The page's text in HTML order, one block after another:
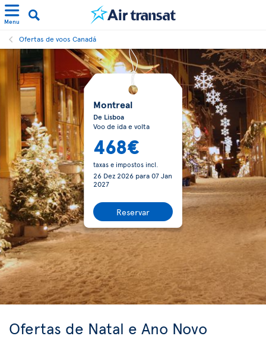
Menu
Ofertas de voos Canadá
Montreal
De Lisboa
Voo de ida e volta
468€
taxas e impostos incl.
26 Dez 2026 para07 Jan
2027
Reservar
Ofertas de Natal e Ano Novo